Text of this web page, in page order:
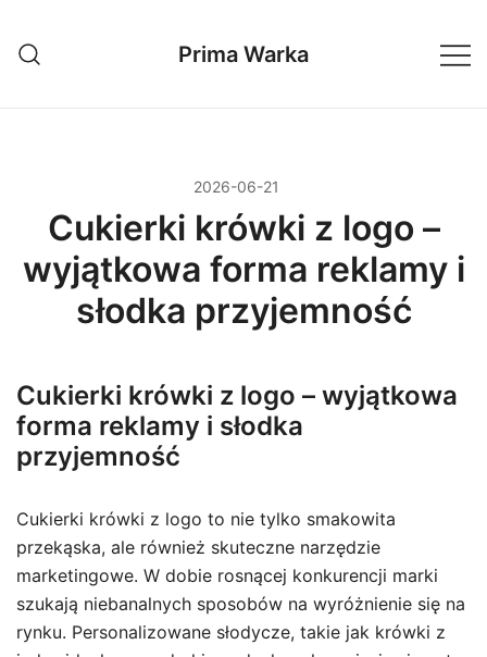
treści
Prima Warka
2026-06-21
Cukierki krówki z logo –
wyjątkowa forma reklamy i
słodka przyjemność
Cukierki krówki z logo – wyjątkowa
forma reklamy i słodka
przyjemność
Cukierki krówki z logo to nie tylko smakowita
przekąska, ale również skuteczne narzędzie
marketingowe. W dobie rosnącej konkurencji marki
szukają niebanalnych sposobów na wyróżnienie się na
rynku. Personalizowane słodycze, takie jak krówki z